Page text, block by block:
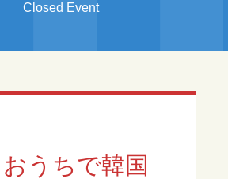
Closed Event
うちで韓国